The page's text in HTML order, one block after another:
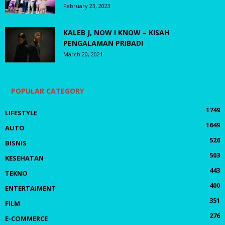
February 23, 2023
KALEB J, NOW I KNOW – KISAH
PENGALAMAN PRIBADI
March 20, 2021
POPULAR CATEGORY
LIFESTYLE
1749
AUTO
1649
BISNIS
526
KESEHATAN
503
TEKNO
443
ENTERTAIMENT
400
FILM
351
E-COMMERCE
276